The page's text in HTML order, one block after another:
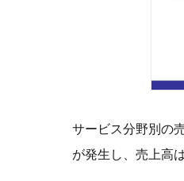
サービス分野別の
が発生し、売上高